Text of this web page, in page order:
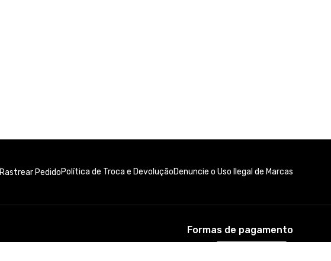
Rastrear PedidoPolítica de Troca e DevoluçãoDenuncie o Uso Ilegal de Marcas
Formas de pagamento